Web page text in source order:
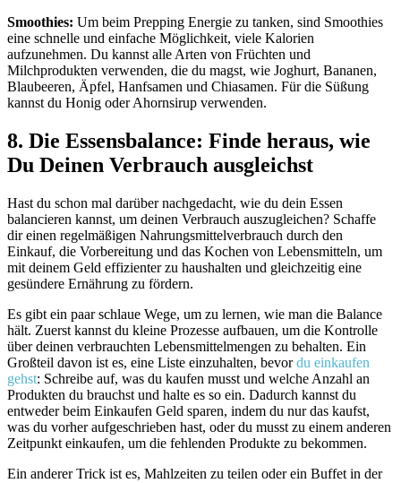
Smoothies: Um beim Prepping Energie zu tanken, sind Smoothies
eine schnelle und einfache Möglichkeit, viele Kalorien
aufzunehmen. Du kannst alle Arten von Früchten und
Milchprodukten verwenden, die du magst, wie Joghurt, Bananen,
Blaubeeren, Äpfel, Hanfsamen und Chiasamen. Für die Süßung
kannst du Honig oder Ahornsirup verwenden.
8. Die Essensbalance: Finde heraus, wie
Du Deinen Verbrauch ausgleichst
Hast du schon mal darüber nachgedacht, wie du dein Essen
balancieren kannst, um deinen Verbrauch auszugleichen? Schaffe
dir einen regelmäßigen Nahrungsmittelverbrauch durch den
Einkauf, die Vorbereitung und das Kochen von Lebensmitteln, um
mit deinem Geld effizienter zu haushalten und gleichzeitig eine
gesündere Ernährung zu fördern.
Es gibt ein paar schlaue Wege, um zu lernen, wie man die Balance
hält. Zuerst kannst du kleine Prozesse aufbauen, um die Kontrolle
über deinen verbrauchten Lebensmittelmengen zu behalten. Ein
Großteil davon ist es, eine Liste einzuhalten, bevordu einkaufen
gehst: Schreibe auf, was du kaufen musst und welche Anzahl an
Produkten du brauchst und halte es so ein. Dadurch kannst du
entweder beim Einkaufen Geld sparen, indem du nur das kaufst,
was du vorher aufgeschrieben hast, oder du musst zu einem anderen
Zeitpunkt einkaufen, um die fehlenden Produkte zu bekommen.
Ein anderer Trick ist es, Mahlzeiten zu teilen oder ein Buffet in der